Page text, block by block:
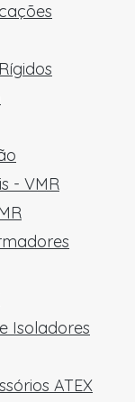
- VMR
Isoladores
ATEX